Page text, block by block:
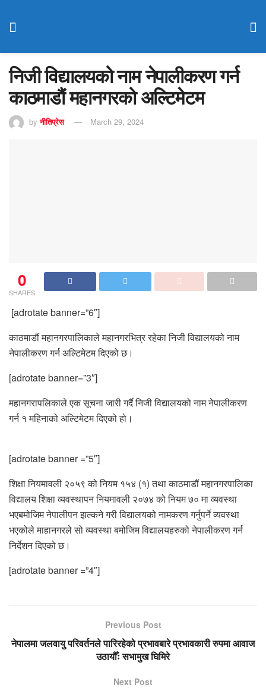
निजी विद्यालयको नाम नेपालीकरण गर्न
काठमाडौं महानगरको अल्टिमेटम
by नीतिप्रेस March 29, 2024
0
SHARES
[adrotate banner=”6″]
काठमाडौं महानगरपालिकाले महानगरभित्र रहेका निजी विद्यालयको नाम
नेपालीकरण गर्न अल्टिमेटम दिएको छ।
[adrotate banner=”3″]
महानगरापलिकाले एक सूचना जारी गर्दै निजी विद्यालयको नाम नेपालीकरण
गर्न १ महिनाको अल्टिमेटम दिएको हो।
[adrotate banner =”5″]
शिक्षा नियमावली २०५९ को नियम १५४ (१) तथा काठमाडौं महानगरपालिका
विद्यालय शिक्षा व्यवस्थापन नियमावली २०७४ को नियम ७० मा व्यवस्था
भएबमोजिम नेपालीपन झल्कने गरी विद्यालयको नामकरण गर्नुपर्ने व्यवस्था
भएकोले माहानगरले सो व्यवस्था बमोजिम विद्यालयहरुको नेपालीकरण गर्न
निर्देशन दिएको छ।
[adrotate banner =”4″]
Previous Post
नेपालमा जलवायु परिवर्तनले पारिरहेको प्रभावबारे प्रभावकारी रुपमा आवाज
उठायौँः सभामुख घिमिरे
Next Post